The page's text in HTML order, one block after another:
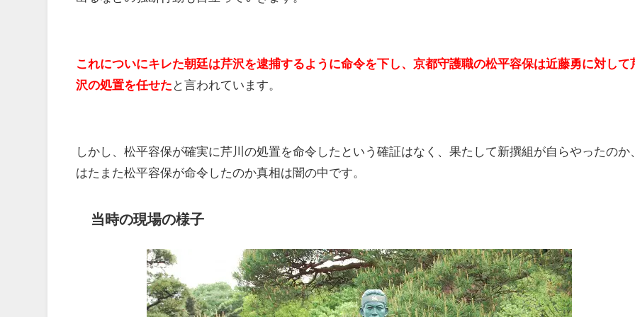
これについにキレた朝廷は芹沢を逮捕するように命令を下し、京都守護職の松平容保は近藤勇に対して
沢の処置を任せた と言われています。
しかし、松平容保が確実に芹川の処置を命令したという確証はなく、果たして新撰組が自らやったのか
はたまた松平容保が命令したのか真相は闇の中です。
当時の現場の様子